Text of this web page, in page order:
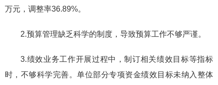
万元，调整率36.89%。
2.预算管理缺乏科学的制度，导致预算工作不够严谨。
3.绩效业务工作开展过程中，制订相关绩效目标等指标
时，不够科学完善。单位部分专项资金绩效目标未纳入整体